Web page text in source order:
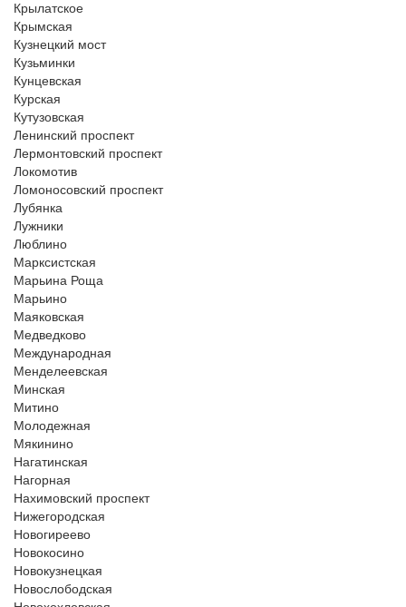
Крылатское
Крымская
Кузнецкий мост
Кузьминки
Кунцевская
Курская
Кутузовская
Ленинский проспект
Лермонтовский проспект
Локомотив
Ломоносовский проспект
Лубянка
Лужники
Люблино
Марксистская
Марьина Роща
Марьино
Маяковская
Медведково
Международная
Менделеевская
Минская
Митино
Молодежная
Мякинино
Нагатинская
Нагорная
Нахимовский проспект
Нижегородская
Новогиреево
Новокосино
Новокузнецкая
Новослободская